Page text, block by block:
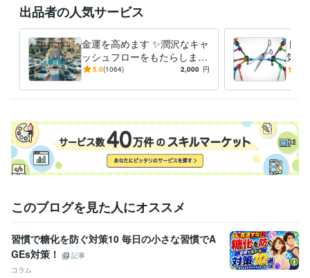
ご本人様だけでなく、ご家族・ご親戚・ご友人の代理申し込みも可能で
す。
大切な方々の波動調整や守護にも、ぜひご利用ください＼(^^)／
経験職種
医療・介護 / 医師
代々城 藍 2024年1月 ~ 現在
受賞歴
『6000件』達成☆
ココナラ☆販売実績『7000件』達成☆
☆販売実績『8000件』達成☆ ココナラ☆販売実績『9000件』達成
資格・検定
医師
出品者の人気サービス
金運を高めます ✨潤沢なキャ
ッシュフローをもたらします
✨ 5.0(1064) 2,000 円
ト
気に
の関
このブログを見た人にオススメ
習慣で糖化を防ぐ対策10 毎日の小さな習慣でA
GEs対策！
記事
コラム